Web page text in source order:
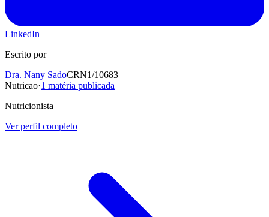
LinkedIn
Escrito por
Dra. Nany SadoCRN1/10683
Nutricao·1 matéria publicada
Nutricionista
Ver perfil completo